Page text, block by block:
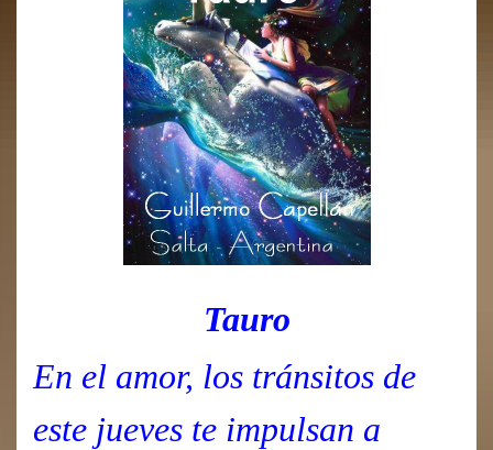
Tauro
En el amor, los tránsitos de
este jueves te impulsan a